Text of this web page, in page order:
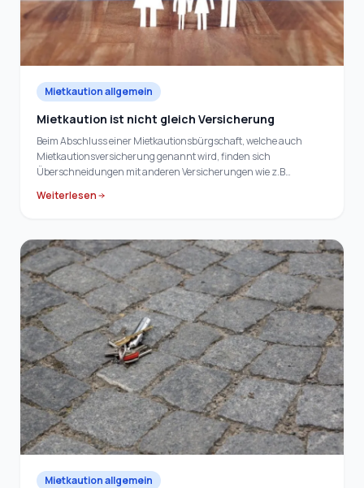
Mietkaution allgemein
Mietkaution ist nicht gleich Versicherung
Beim Abschluss einer Mietkautionsbürgschaft, welche auch
Mietkautionsversicherung genannt wird, finden sich
Überschneidungen mit anderen Versicherungen wie z.B…
Weiterlesen
Mietkaution allgemein